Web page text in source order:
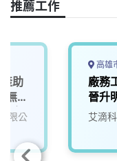
o
k
推薦工作
助
無
舍)
視
限公
高雄
廠務
晉升
艾滴